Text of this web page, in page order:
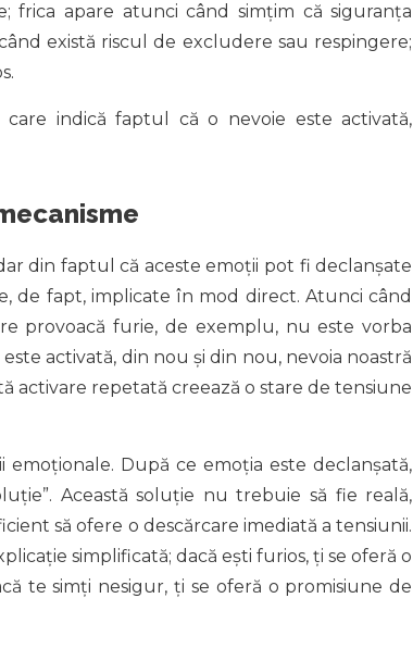
frica apare atunci când simțim că siguranța
există riscul de excludere sau respingere;
indică faptul că o nevoie este activată,
din faptul că aceste emoții pot fi declanșate
de fapt, implicate în mod direct. Atunci când
provoacă furie, de exemplu, nu este vorba
activată, din nou și din nou, nevoia noastră
activare repetată creează o stare de tensiune
După ce emoția este declanșată,
Această soluție nu trebuie să fie reală,
să ofere o descărcare imediată a tensiunii.
simplificată; dacă ești furios, ți se oferă o
te simți nesigur, ți se oferă o promisiune de